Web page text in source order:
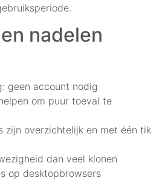
nadelen
geen account nodig
om puur toeval te
zijn overzichtelijk en met één tik
dan veel klonen
op desktopbrowsers